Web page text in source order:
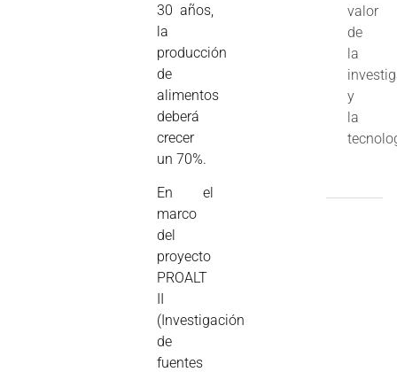
30 años,
la
producción
de
alimentos
deberá
crecer
un 70%.
En el
marco
del
proyecto
PROALT
II
(Investigación
de
fuentes
valor
de
la
y
la